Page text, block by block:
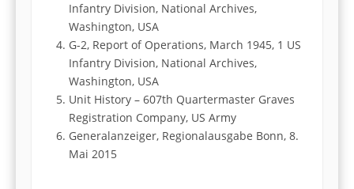
Infantry Division, National Archives,
Washington, USA
G-2, Report of Operations, March 1945, 1 US
Infantry Division, National Archives,
Washington, USA
Unit History – 607th Quartermaster Graves
Registration Company, US Army
Generalanzeiger, Regionalausgabe Bonn, 8.
Mai 2015